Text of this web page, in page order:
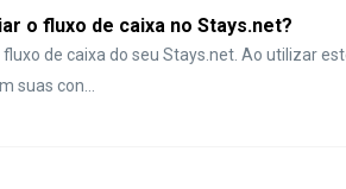
o fluxo de caixa no Stays.net?
de caixa do seu Stays.net. Ao utilizar
suas con...